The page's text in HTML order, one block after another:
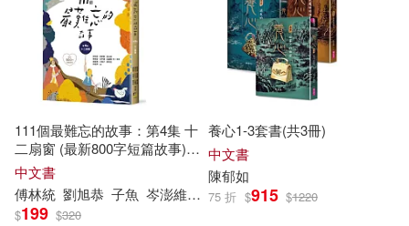
陳郁如（Yuju Chen）(1)
陳錦昇(1)
顏夜明(1) 魯忠軒(1)
黃偉銘(1) 黃又文(1)
111個最難忘的故事：第4集 十
二扇窗 (最新800字短篇故事)
四十位臺灣兒童文學作家 跨世
代故事採集 聯手鉅獻
中文書
傅林統 劉旭恭 子魚 岑澎維 廖炳焜 曹俊彥 李光福
$199 $320
養心1-3套書(共3冊)
中文書
陳郁如
75 折 $915 $1220